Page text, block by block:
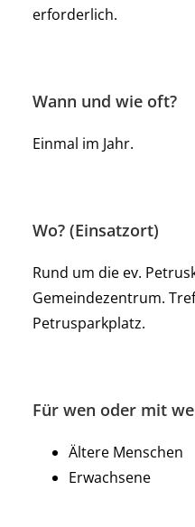
erforderlich.
Wann und wie oft?
Einmal im Jahr.
Wo? (Einsatzort)
Rund um die ev.
Gemeindezentrum.
Petrusparkplatz.
Für wen oder mit
Ältere Menschen
Erwachsene